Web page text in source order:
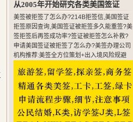
从2005年开始研究各类美国签证
美签被拒签了怎么办?214B拒签信,美国签证
拒签原因查询,美国签证被拒签多久能重签?美
签拒签后再签成功率?签证被拒签怎么补救?
申请美国签证被拒签了怎么办?美签办理公司
机构推荐:美签全方位策划+出入境风险规避